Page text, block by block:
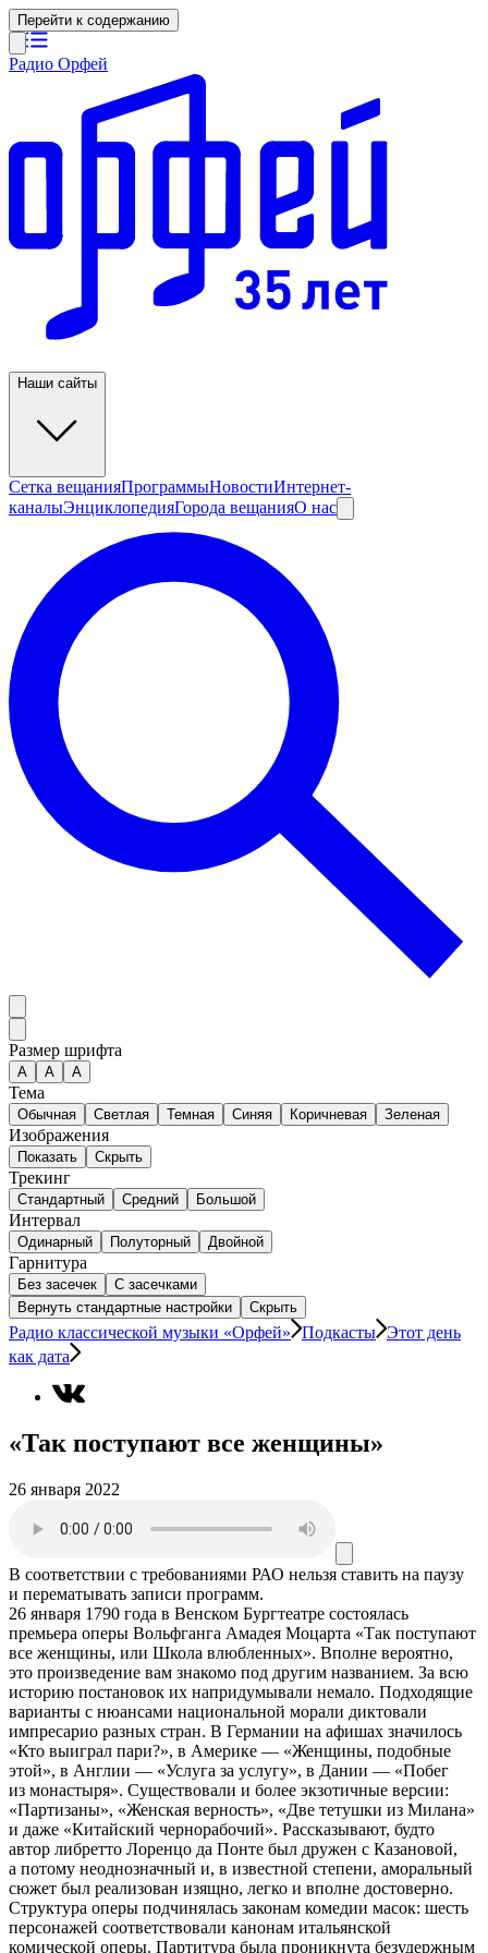
Перейти к содержанию
Радио Орфей
Наши сайты
Сетка вещанияПрограммыНовостиИнтернет-
каналыЭнциклопедияГорода вещанияО нас
Размер шрифта
А A A
Тема
Обычная Светлая Темная Синяя Коричневая Зеленая
Изображения
Показать Скрыть
Трекинг
Стандартный Средний Большой
Интервал
Одинарный Полуторный Двойной
Гарнитура
Без засечек
С засечками
Вернуть стандартные настройки
Скрыть
Радио классической музыки «Орфей» Подкасты Этот день
как дата
«Так поступают все женщины»
26 января 2022
В соответствии с требованиями РАО нельзя ставить на паузу
и перематывать записи программ.
26 января 1790 года в Венском Бургтеатре состоялась
премьера оперы Вольфганга Амадея Моцарта «Так поступают
все женщины, или Школа влюбленных». Вполне вероятно,
это произведение вам знакомо под другим названием. За всю
историю постановок их напридумывали немало. Подходящие
варианты с нюансами национальной морали диктовали
импресарио разных стран. В Германии на афишах значилось
«Кто выиграл пари?», в Америке — «Женщины, подобные
этой», в Англии — «Услуга за услугу», в Дании — «Побег
из монастыря». Существовали и более экзотичные версии:
«Партизаны», «Женская верность», «Две тетушки из Милана»
и даже «Китайский чернорабочий». Рассказывают, будто
автор либретто Лоренцо да Понте был дружен с Казановой,
а потому неоднозначный и, в известной степени, аморальный
сюжет был реализован изящно, легко и вполне достоверно.
Структура оперы подчинялась законам комедии масок: шесть
персонажей соответствовали канонам итальянской
комической оперы. Партитура была проникнута безудержным